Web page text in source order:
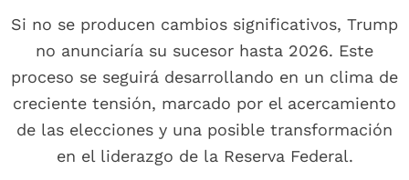
Si no se producen cambios significativos, Trump
no anunciaría su sucesor hasta 2026. Este
proceso se seguirá desarrollando en un clima de
creciente tensión, marcado por el acercamiento
de las elecciones y una posible transformación
en el liderazgo de la Reserva Federal.